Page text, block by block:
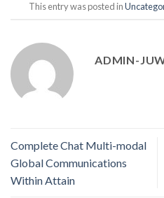
This entry was posted in
ADMIN-
Complete Chat Multi-modal
Global Communications
Within Attain